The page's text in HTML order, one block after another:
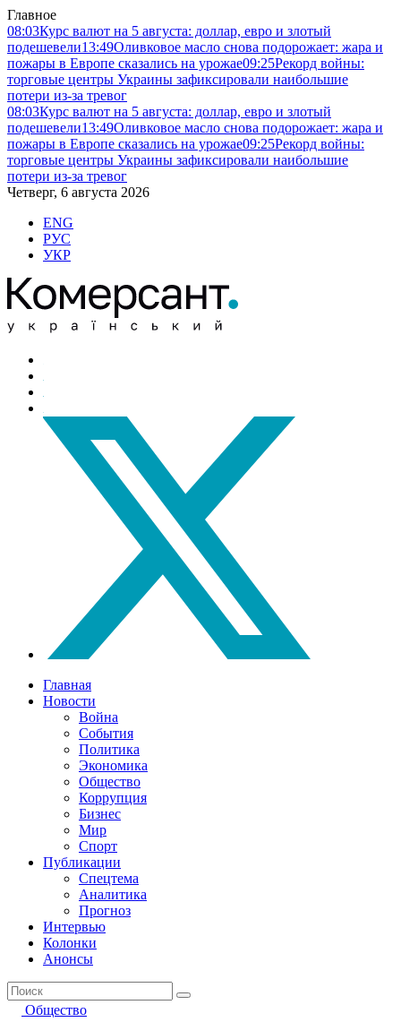
Главное
08:03Курс валют на 5 августа: доллар, евро и злотый
подешевели13:49Оливковое масло снова подорожает: жара и
пожары в Европе сказались на урожае09:25Рекорд войны:
торговые центры Украины зафиксировали наибольшие
потери из-за тревог
08:03Курс валют на 5 августа: доллар, евро и злотый
подешевели13:49Оливковое масло снова подорожает: жара и
пожары в Европе сказались на урожае09:25Рекорд войны:
торговые центры Украины зафиксировали наибольшие
потери из-за тревог
Четверг, 6 августа 2026
ENG
РУС
УКР
Главная
Новости
Война
События
Политика
Экономика
Общество
Коррупция
Бизнес
Мир
Спорт
Публикации
Спецтема
Аналитика
Прогноз
Интервью
Колонки
Анонсы
Общество